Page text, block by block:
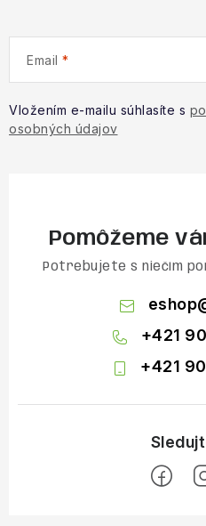
Email
Vložením e-mailu súhlasíte s
osobných údajov
Pomôžeme
Potrebujete s niečím
eshop
+421
+421